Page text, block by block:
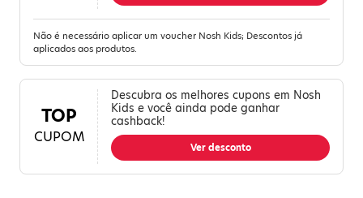
Não é necessário aplicar um voucher Nosh Kids; Descontos já
aplicados aos produtos.
TOP
CUPOM
Descubra os melhores cupons em Nosh
Kids e você ainda pode ganhar
cashback!
Ver desconto